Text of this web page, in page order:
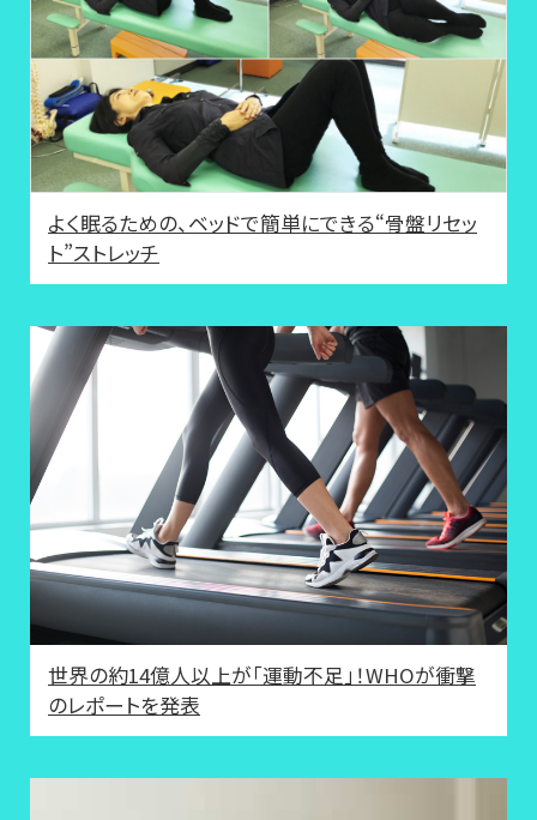
よく眠るための、ベッドで簡単にできる“骨盤リセッ
ト”ストレッチ
世界の約14億人以上が「運動不足」！WHOが衝撃
のレポートを発表